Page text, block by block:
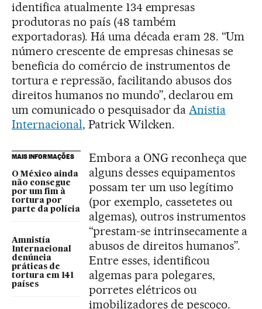
identifica atualmente 134 empresas
produtoras no país (48 também
exportadoras). Há uma década eram 28. “Um
número crescente de empresas chinesas se
beneficia do comércio de instrumentos de
tortura e repressão, facilitando abusos dos
direitos humanos no mundo”, declarou em
um comunicado o pesquisador daAnistia
Internacional, Patrick Wilcken.
MAIS INFORMAÇÕES
O México ainda
não consegue
por um fim à
tortura por
parte da polícia
Amnistía
Internacional
denúncia
práticas de
tortura em 141
países
Embora a ONG reconheça que
alguns desses equipamentos
possam ter um uso legítimo
(por exemplo, cassetetes ou
algemas), outros instrumentos
“prestam-se intrinsecamente a
abusos de direitos humanos”.
Entre esses, identificou
algemas para polegares,
porretes elétricos ou
imobilizadores de pescoço.